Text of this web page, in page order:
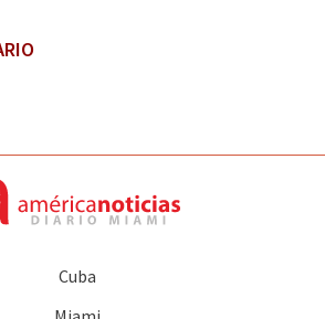
Cuba